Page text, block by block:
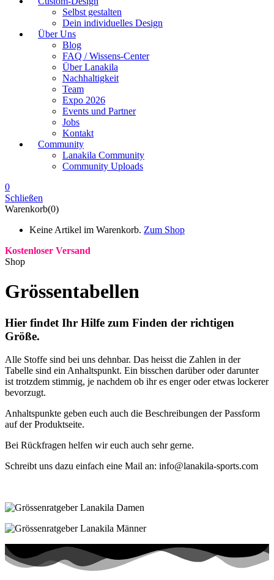
Selbst gestalten
Dein individuelles Design
Über Uns
Blog
FAQ / Wissens-Center
Über Lanakila
Nachhaltigkeit
Team
Expo 2026
Events und Partner
Jobs
Kontakt
Community
Lanakila Community
Community Uploads
0
Schließen
Warenkorb(0)
Keine Artikel im Warenkorb. Zum Shop
Kostenloser Versand
Shop
Grössentabellen
Hier findet Ihr Hilfe zum Finden der richtigen
Größe.
Alle Stoffe sind bei uns dehnbar. Das heisst die Zahlen in der
Tabelle sind ein Anhaltspunkt. Ein bisschen darüber oder darunter
ist trotzdem stimmig, je nachdem ob ihr es enger oder etwas lockerer
bevorzugt.
Anhaltspunkte geben euch auch die Beschreibungen der Passform
auf der Produktseite.
Bei Rückfragen helfen wir euch auch sehr gerne.
Schreibt uns dazu einfach eine Mail an: info@lanakila-sports.com